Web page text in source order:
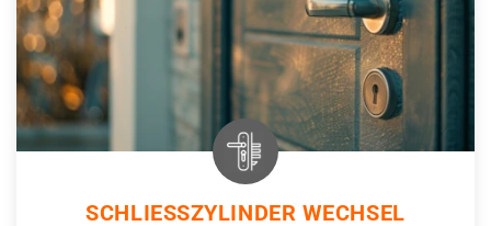
SCHLIESSZYLINDER WECHSEL